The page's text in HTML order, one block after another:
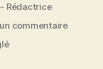
Rédactrice
commentairesur